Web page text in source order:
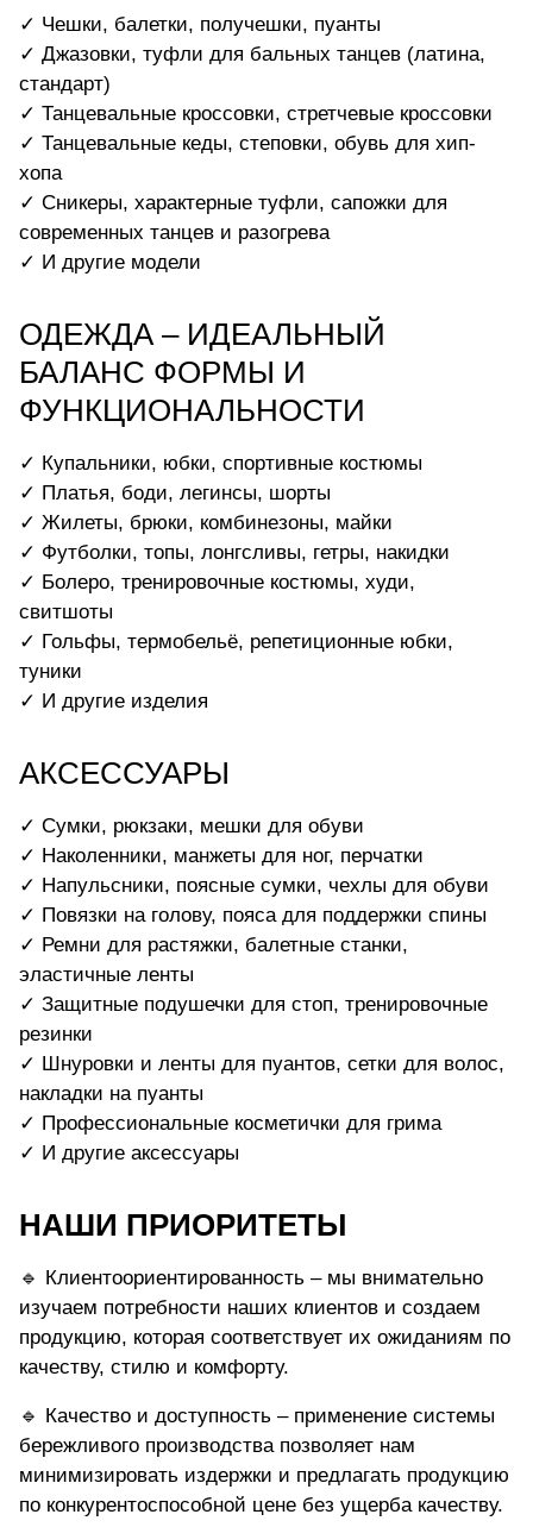
✓ Чешки, балетки, получешки, пуанты
✓ Джазовки, туфли для бальных танцев (латина,
стандарт)
✓ Танцевальные кроссовки, стретчевые кроссовки
✓ Танцевальные кеды, степовки, обувь для хип-
хопа
✓ Сникеры, характерные туфли, сапожки для
современных танцев и разогрева
✓ И другие модели
ОДЕЖДА – ИДЕАЛЬНЫЙ
БАЛАНС ФОРМЫ И
ФУНКЦИОНАЛЬНОСТИ
✓ Купальники, юбки, спортивные костюмы
✓ Платья, боди, легинсы, шорты
✓ Жилеты, брюки, комбинезоны, майки
✓ Футболки, топы, лонгсливы, гетры, накидки
✓ Болеро, тренировочные костюмы, худи,
свитшоты
✓ Гольфы, термобельё, репетиционные юбки,
туники
✓ И другие изделия
АКСЕССУАРЫ
✓ Сумки, рюкзаки, мешки для обуви
✓ Наколенники, манжеты для ног, перчатки
✓ Напульсники, поясные сумки, чехлы для обуви
✓ Повязки на голову, пояса для поддержки спины
✓ Ремни для растяжки, балетные станки,
эластичные ленты
✓ Защитные подушечки для стоп, тренировочные
резинки
✓ Шнуровки и ленты для пуантов, сетки для волос,
накладки на пуанты
✓ Профессиональные косметички для грима
✓ И другие аксессуары
НАШИ ПРИОРИТЕТЫ
🔹 Клиентоориентированность – мы внимательно
изучаем потребности наших клиентов и создаем
продукцию, которая соответствует их ожиданиям по
качеству, стилю и комфорту.
🔹 Качество и доступность – применение системы
бережливого производства позволяет нам
минимизировать издержки и предлагать продукцию
по конкурентоспособной цене без ущерба качеству.